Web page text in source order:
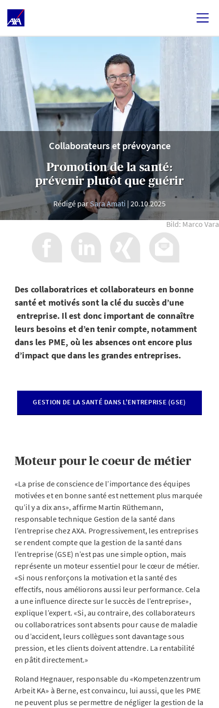
Collaborateurs et prévoyance
Promotion de la santé:
prévenir plutôt que guérir
Rédigé parSara Amati 20.10.2025
Bild: Marco Vara
Des collaboratrices et collaborateurs en bonne
santé et motivés sont la clé du succès d’une
entreprise. Il est donc important de connaître
leurs besoins et d’en tenir compte, notamment
dans les PME, où les absences ont encore plus
d’impact que dans les grandes entreprises.
GESTION DE LA SANTÉ DANS L'ENTREPRISE (GSE)
Moteur pour le coeur de métier
«La prise de conscience de l’importance des équipes
motivées et en bonne santé est nettement plus marquée
qu’il y a dix ans», affirme Martin Rüthemann,
responsable technique Gestion de la santé dans
l’entreprise chez AXA. Progressivement, les entreprises
se rendent compte que la gestion de la santé dans
l’entreprise (GSE) n’est pas une simple option, mais
représente un moteur essentiel pour le cœur de métier.
«Si nous renforçons la motivation et la santé des
effectifs, nous améliorons aussi leur performance. Cela
a une influence directe sur le succès de l’entreprise»,
explique l’expert. «Si, au contraire, des collaborateurs
ou collaboratrices sont absents pour cause de maladie
ou d’accident, leurs collègues sont davantage sous
pression, et les clients doivent attendre. La rentabilité
en pâtit directement.»
Roland Hegnauer, responsable du «Kompetenzzentrum
Arbeit KA» à Berne, est convaincu, lui aussi, que les PME
ne peuvent plus se permettre de négliger la gestion de la